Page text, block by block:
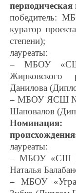
периодическая
победитель:
куратор
степени);
лауреаты:
– МБОУ «СШ
Данилова
– МБОУ ЯСШ №
Шаповалов
лауреаты:
– МБОУ «СШ №
Наталья
– МБОУ